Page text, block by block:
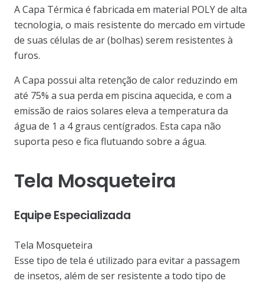
A Capa Térmica é fabricada em material POLY de alta
tecnologia, o mais resistente do mercado em virtude
de suas células de ar (bolhas) serem resistentes à
furos.
A Capa possui alta retenção de calor reduzindo em
até 75% a sua perda em piscina aquecida, e com a
emissão de raios solares eleva a temperatura da
água de 1 a 4 graus centígrados. Esta capa não
suporta peso e fica flutuando sobre a água.
Tela Mosqueteira
Equipe Especializada
Tela Mosqueteira
Esse tipo de tela é utilizado para evitar a passagem
de insetos, além de ser resistente a todo tipo de